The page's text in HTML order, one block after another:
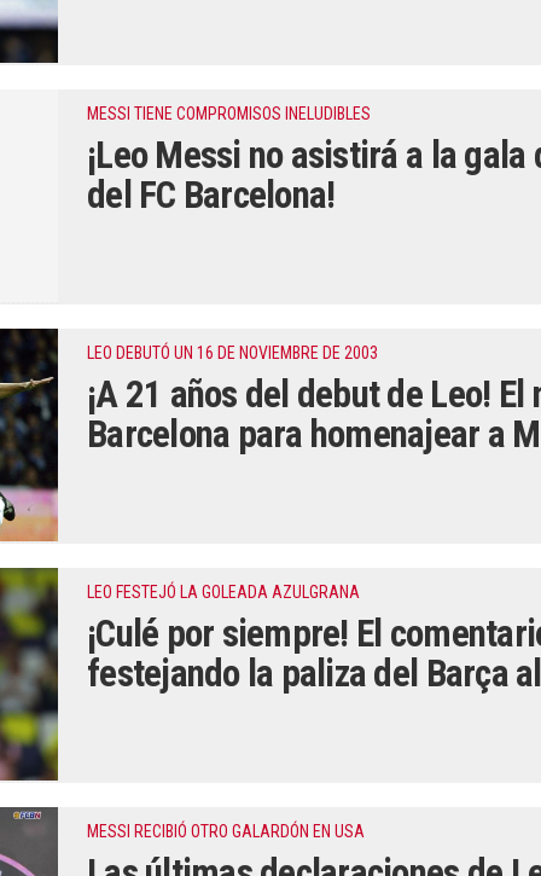
MESSI TIENE COMPROMISOS INELUDIBLES
¡Leo Messi no asistirá a la
del FC Barcelona!
LEO DEBUTÓ UN 16 DE NOVIEMBRE DE 2003
¡A 21 años del debut de Leo!
Barcelona para homenajear a
LEO FESTEJÓ LA GOLEADA AZULGRANA
¡Culé por siempre! El
festejando la paliza del Barça
MESSI RECIBIÓ OTRO GALARDÓN EN USA